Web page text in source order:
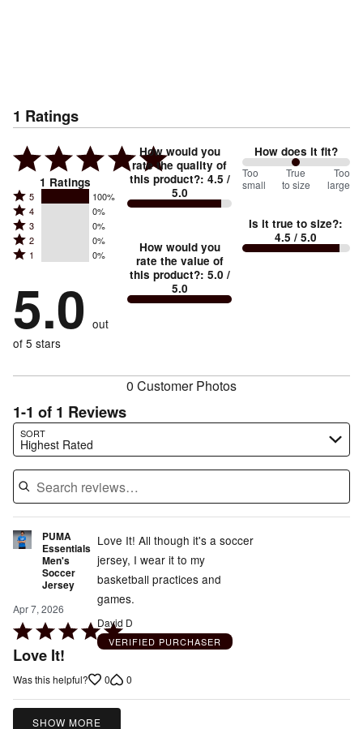
1 Ratings
1 Ratings
Rated
5
stars
by
of
reviewers
5 100%
Rated
4
stars
by
of
reviewers
4 0%
Rated
3
stars
0%
of
reviewers
3 0%
Rated
2
by
0%
of
reviewers
2 0%
Rated
stars
by
0%
of
1 0%
5.0 out
of 5 stars
How would you
rate the quality of
this product?: 4.5 /
5.0
How would you
rate the value of
this product?: 5.0 /
5.0
How does it fit?
100
between
small
and
Too
small
True
to size
Too
large
Is it true to size?:
4.5 / 5.0
0 Customer Photos
1-1 of 1 Reviews
SORT
Highest Rated
Search reviews…
PUMA
Essentials
Men's
Soccer
Jersey
Apr 7, 2026
Rated
5
of
5
Love It!
Love It! All though it's a soccer
jersey, I wear it to my
basketball practices and
games.
David D
VERIFIED PURCHASER
Was this helpful? 0 0
SHOW MORE